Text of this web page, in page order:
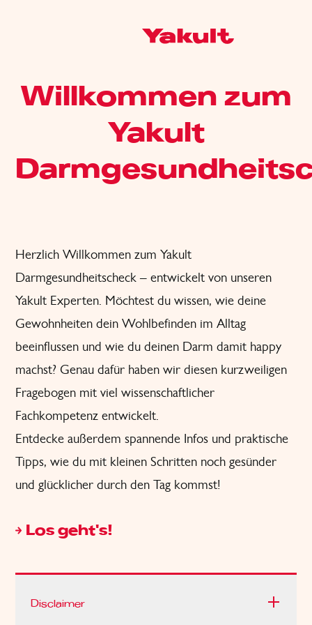
Willkommen zum
Yakult
Herzlich Willkommen zum Yakult
Darmgesundheitscheck – entwickelt von unseren
Yakult Experten. Möchtest du wissen, wie deine
Gewohnheiten dein Wohlbefinden im Alltag
beeinflussen und wie du deinen Darm damit happy
machst? Genau dafür haben wir diesen kurzweiligen
Fragebogen mit viel wissenschaftlicher
Fachkompetenz entwickelt.
Entdecke außerdem spannende Infos und praktische
Tipps, wie du mit kleinen Schritten noch gesünder
und glücklicher durch den Tag kommst!
Los geht's!
Disclaimer